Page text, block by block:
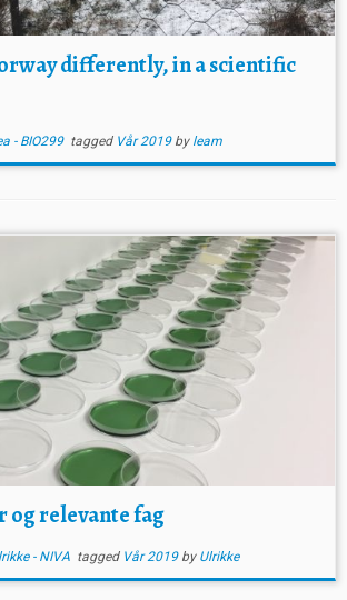
differently, in a scientific
- BIO299 tagged Vår 2019 by leam
og relevante fag
- NIVA tagged Vår 2019 by Ulrikke